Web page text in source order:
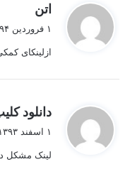
اتن
ت
:
۱ فروردین ۱۳۹۴ در ۱۰:۲۳ ب٫ظ
ازلینکای
دانلود
۱ اسفند ۱۳۹۳ در ۸:۲۹ ب٫ظ
لینک مشکل